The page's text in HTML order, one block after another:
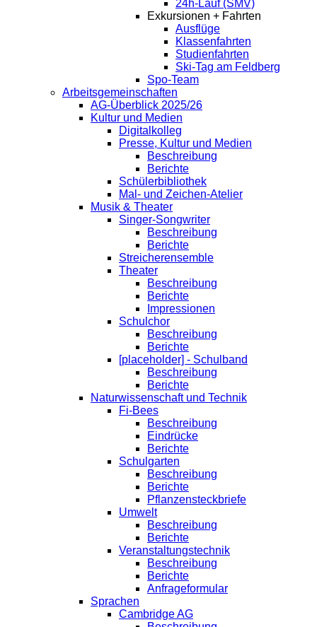
24h-Lauf (SMV)
Exkursionen + Fahrten
Ausflüge
Klassenfahrten
Studienfahrten
Ski-Tag am Feldberg
Spo-Team
Arbeitsgemeinschaften
AG-Überblick 2025/26
Kultur und Medien
Digitalkolleg
Presse, Kultur und Medien
Beschreibung
Berichte
Schülerbibliothek
Mal- und Zeichen-Atelier
Musik & Theater
Singer-Songwriter
Beschreibung
Berichte
Streicherensemble
Theater
Beschreibung
Berichte
Impressionen
Schulchor
Beschreibung
Berichte
[placeholder] - Schulband
Beschreibung
Berichte
Naturwissenschaft und Technik
Fi-Bees
Beschreibung
Eindrücke
Berichte
Schulgarten
Beschreibung
Berichte
Pflanzensteckbriefe
Umwelt
Beschreibung
Berichte
Veranstaltungstechnik
Beschreibung
Berichte
Anfrageformular
Sprachen
Cambridge AG